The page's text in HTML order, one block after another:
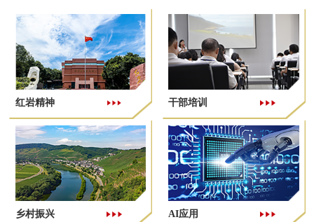
红岩精神 干部培训
乡村振兴 AI应用